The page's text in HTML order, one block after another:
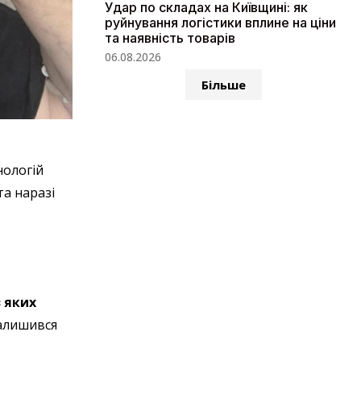
наразі
яких
Удар по складах на Київщині: як
руйнування логістики вплине на ціни
та наявність товарів
06.08.2026
Більше